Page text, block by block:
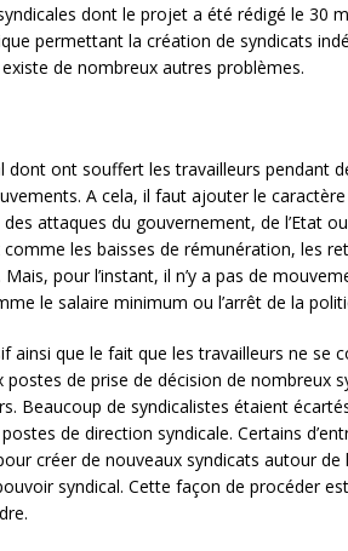
dont le projet a été rédigé le 30
permettant la création de syndicats
de nombreux autres problèmes.
dont ont souffert les travailleurs pendant
A cela, il faut ajouter le
des attaques du gouvernement, de l’Etat
les baisses de rémunération, les
Mais, pour l’instant, il n’y a pas de
le salaire minimum ou l’arrêt de la
ainsi que le fait que les travailleurs ne se
postes de prise de décision de nombreux
Beaucoup de syndicalistes étaient
de direction syndicale. Certains
créer de nouveaux syndicats autour de
syndical. Cette façon de procéder